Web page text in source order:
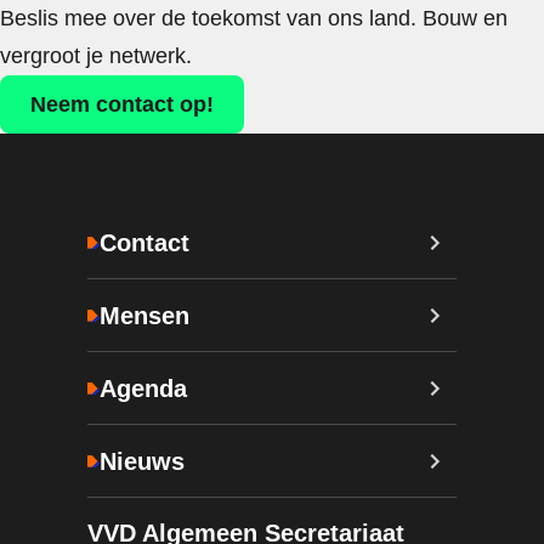
Beslis mee over de toekomst van ons land. Bouw en
vergroot je netwerk.
Neem contact op!
Contact
Mensen
Agenda
Nieuws
VVD Algemeen Secretariaat